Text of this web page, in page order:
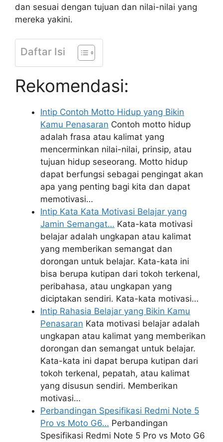
dan sesuai dengan tujuan dan nilai-nilai yang
mereka yakini.
Daftar Isi
Rekomendasi:
Intip Contoh Motto Hidup yang Bikin
Kamu Penasaran Contoh motto hidup
adalah frasa atau kalimat yang
mencerminkan nilai-nilai, prinsip, atau
tujuan hidup seseorang. Motto hidup
dapat berfungsi sebagai pengingat akan
apa yang penting bagi kita dan dapat
memotivasi…
Intip Kata Kata Motivasi Belajar yang
Jamin Semangat… Kata-kata motivasi
belajar adalah ungkapan atau kalimat
yang memberikan semangat dan
dorongan untuk belajar. Kata-kata ini
bisa berupa kutipan dari tokoh terkenal,
peribahasa, atau ungkapan yang
diciptakan sendiri. Kata-kata motivasi…
Intip Rahasia Belajar yang Bikin Kamu
Penasaran Kata motivasi belajar adalah
ungkapan atau kalimat yang memberikan
dorongan dan semangat untuk belajar.
Kata-kata ini dapat berupa kutipan dari
tokoh terkenal, pepatah, atau kalimat
yang disusun sendiri. Memberikan
motivasi…
Perbandingan Spesifikasi Redmi Note 5
Pro vs Moto G6… Perbandingan
Spesifikasi Redmi Note 5 Pro vs Moto G6